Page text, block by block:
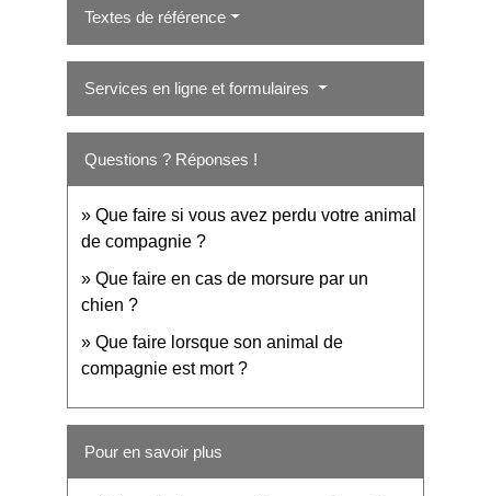
Textes de référence
Services en ligne et formulaires
Questions ? Réponses !
Que faire si vous avez perdu votre animal
de compagnie ?
Que faire en cas de morsure par un
chien ?
Que faire lorsque son animal de
compagnie est mort ?
Pour en savoir plus